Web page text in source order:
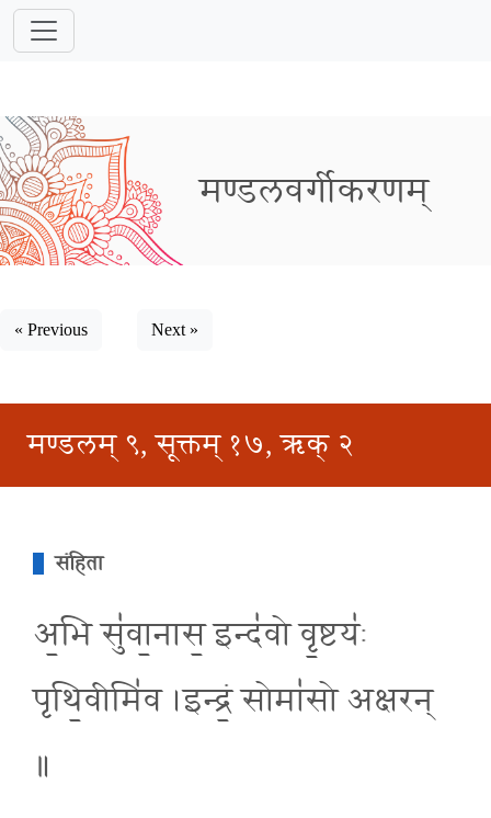
मण्डलवर्गीकरणम्
« Previous Next »
मण्डलम् ९, सूक्तम् १७, ऋक् २
संहिता
अ॒भि सु॑वा॒नास॒ इन्द॑वो वृ॒ष्टयः॑
पृथि॒वीमि॑व ।इन्द्रं॒ सोमा॑सो अक्षरन्
॥